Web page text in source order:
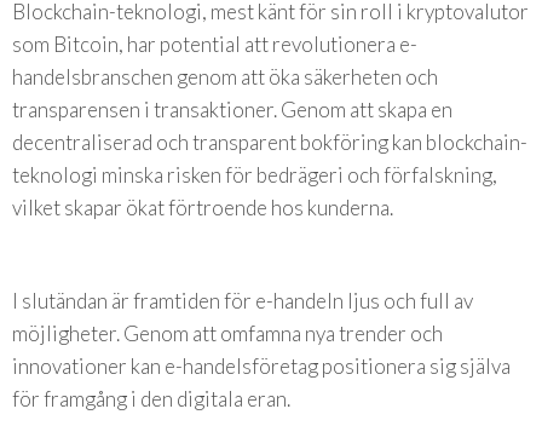
Blockchain-teknologi, mest känt för sin roll i kryptovalutor
som Bitcoin, har potential att revolutionera e-
handelsbranschen genom att öka säkerheten och
transparensen i transaktioner. Genom att skapa en
decentraliserad och transparent bokföring kan blockchain-
teknologi minska risken för bedrägeri och förfalskning,
vilket skapar ökat förtroende hos kunderna.
I slutändan är framtiden för e-handeln ljus och full av
möjligheter. Genom att omfamna nya trender och
innovationer kan e-handelsföretag positionera sig själva
för framgång i den digitala eran.